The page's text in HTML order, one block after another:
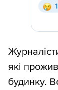
які
будинку.